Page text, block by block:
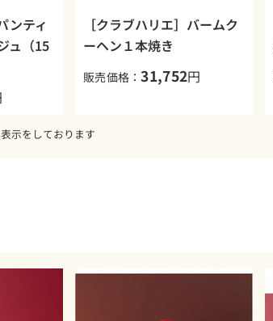
ンティ
ュ（15
［クラブハリエ］バームク
ーヘン１本焼き
販売価格：31,752円
示をしております